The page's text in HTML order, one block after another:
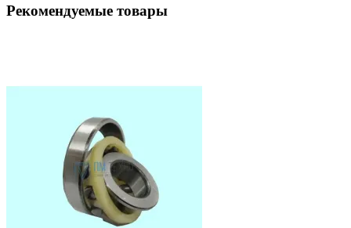
Рекомендуемые товары